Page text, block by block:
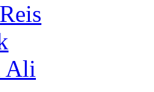
Ali